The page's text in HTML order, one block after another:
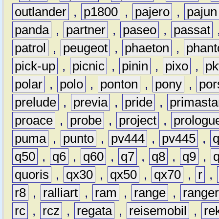
outlander , p1800 , pajero ,
pajun
panda , partner , paseo , passat
patrol
, peugeot , phaeton ,
pick-up , picnic , pinin , pixo ,
polar , polo , ponton , pony ,
prelude , previa , pride ,
proace , probe , project ,
puma , punto , pv444 , pv445 ,
q50 , q6 , q60 , q7 , q8 , q9 ,
quoris
, qx30 , qx50 , qx70 , r ,
r8 , ralliart , ram , range ,
ranger
rc , rcz , regata , reisemobil ,